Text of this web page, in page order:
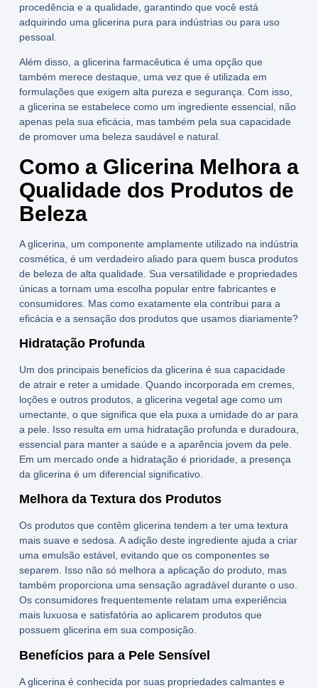
procedência e a qualidade, garantindo que você está
adquirindo uma glicerina pura para indústriasou para uso
pessoal.
Além disso, a glicerina farmacêuticaé uma opção que
também merece destaque, uma vez que é utilizada em
formulações que exigem alta pureza e segurança. Com isso,
a glicerina se estabelece como um ingrediente essencial, não
apenas pela sua eficácia, mas também pela sua capacidade
de promover uma beleza saudável e natural.
Como a Glicerina Melhora a
Qualidade dos Produtos de
Beleza
A glicerina, um componente amplamente utilizado na indústria
cosmética , é um verdadeiro aliado para quem busca produtos
de beleza de alta qualidade. Sua versatilidade e propriedades
únicas a tornam uma escolha popular entre fabricantes e
consumidores. Mas como exatamente ela contribui para a
eficácia e a sensação dos produtos que usamos diariamente?
Hidratação Profunda
Um dos principais benefícios da glicerina é sua capacidade
de atrair e reter a umidade. Quando incorporada em cremes,
loções e outros produtos, a glicerina vegetalage como um
umectante, o que significa que ela puxa a umidade do ar para
a pele. Isso resulta em uma hidratação profunda e duradoura,
essencial para manter a saúde e a aparência jovem da pele.
Em um mercado onde a hidratação é prioridade, a presença
da glicerina é um diferencial significativo.
Melhora da Textura dos Produtos
Os produtos que contêm glicerina tendem a ter uma textura
mais suave e sedosa. A adição deste ingrediente ajuda a criar
uma emulsão estável, evitando que os componentes se
separem. Isso não só melhora a aplicação do produto, mas
também proporciona uma sensação agradável durante o uso.
Os consumidores frequentemente relatam uma experiência
mais luxuosa e satisfatória ao aplicarem produtos que
possuem glicerina em sua composição.
Benefícios para a Pele Sensível
A glicerina é conhecida por suas propriedades calmantes e